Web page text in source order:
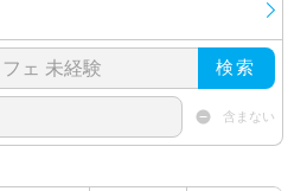
検索
含まない